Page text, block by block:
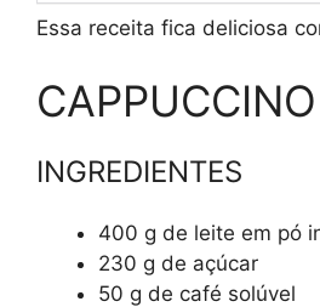
Essa receita fica deliciosa
CAPPUCCINO
INGREDIENTES
400 g de leite em pó
230 g de açúcar
50 g de café solúvel